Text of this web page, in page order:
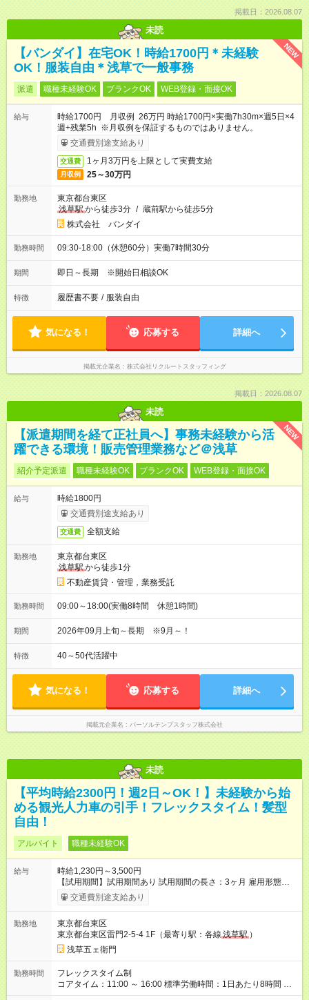
掲載日：2026.08.07
未読
NEW
【バンダイ】在宅OK！時給1700円＊未経験
OK！服装自由＊浅草で一般事務
派遣 職種未経験OK ブランクOK WEB登録・面接OK
給与
時給1700円 月収例 26万円 時給1700円×実働7h30m×週5日×4
週+残業5h ※月収例を保証するものではありません。
交通費別途支給あり
交通費 1ヶ月3万円を上限として実費支給
月収例 25～30万円
勤務地
東京都台東区
浅草駅から徒歩3分 / 蔵前駅から徒歩5分
株式会社 バンダイ
勤務時間 09:30-18:00（休憩60分）実働7時間30分
期間 即日～長期 ※開始日相談OK
特徴 履歴書不要 / 服装自由
気になる！ 応募する 詳細へ
掲載元企業名 株式会社リクルートスタッフィング
掲載日：2026.08.07
未読
NEW
【派遣期間を経て正社員へ】事務未経験から活
躍できる環境！販売管理業務など＠浅草
紹介予定派遣 職種未経験OK ブランクOK WEB登録・面接OK
給与
時給1800円
交通費別途支給あり
交通費 全額支給
勤務地
東京都台東区
浅草駅から徒歩1分
不動産賃貸・管理，業務受託
勤務時間 09:00～18:00(実働8時間 休憩1時間)
期間 2026年09月上旬～長期 ※9月～！
特徴 40～50代活躍中
気になる！ 応募する 詳細へ
掲載元企業名 パーソルテンプスタッフ株式会社
未読
【平均時給2300円！週2日～OK！】未経験から始
める観光人力車の引手！フレックスタイム！髪型
自由！
アルバイト 職種未経験OK
給与
時給1,230円～3,500円
【試用期間】試用期間あり 試用期間の長さ：3ヶ月 雇用形態、
給与は本採用時と同じです。
交通費別途支給あり
勤務地
東京都台東区
東京都台東区雷門2-5-4 1F（最寄り駅：各線 浅草駅 ）
浅草五ェ衛門
勤務時間
フレックスタイム制
コアタイム：11:00 ～ 16:00 標準労働時間：1日あたり8時間 ◆
勤務時間応相談可能 ◆急な予定はしっかり報告で柔軟に対応し